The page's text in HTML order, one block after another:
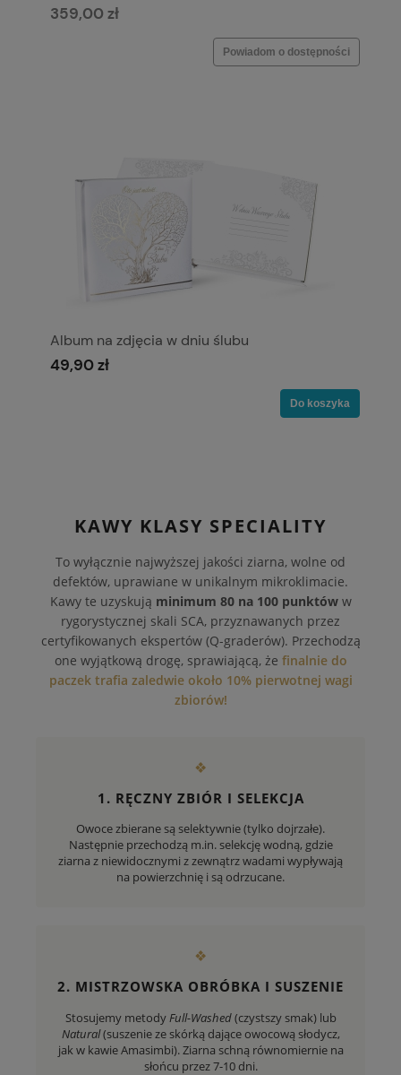
359,00 zł
Powiadom o dostępności
Album na zdjęcia w dniu ślubu
49,90 zł
Do koszyka
KAWY KLASY SPECIALITY
To wyłącznie najwyższej jakości ziarna, wolne od
defektów, uprawiane w unikalnym mikroklimacie.
Kawy te uzyskują minimum 80 na 100 punktóww
rygorystycznej skali SCA, przyznawanych przez
certyfikowanych ekspertów (Q-graderów). Przechodzą
one wyjątkową drogę, sprawiającą, że finalnie do
paczek trafia zaledwie około 10% pierwotnej wagi
zbiorów!
❖
1. RĘCZNY ZBIÓR I SELEKCJA
Owoce zbierane są selektywnie (tylko dojrzałe).
Następnie przechodzą m.in. selekcję wodną, gdzie
ziarna z niewidocznymi z zewnątrz wadami wypływają
na powierzchnię i są odrzucane.
❖
2. MISTRZOWSKA OBRÓBKA I SUSZENIE
Stosujemy metodyFull-Washed(czystszy smak) lub
Natural(suszenie ze skórką dające owocową słodycz,
jak w kawie Amasimbi). Ziarna schną równomiernie na
słońcu przez 7-10 dni.